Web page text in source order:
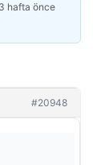
hafta önce
#20948